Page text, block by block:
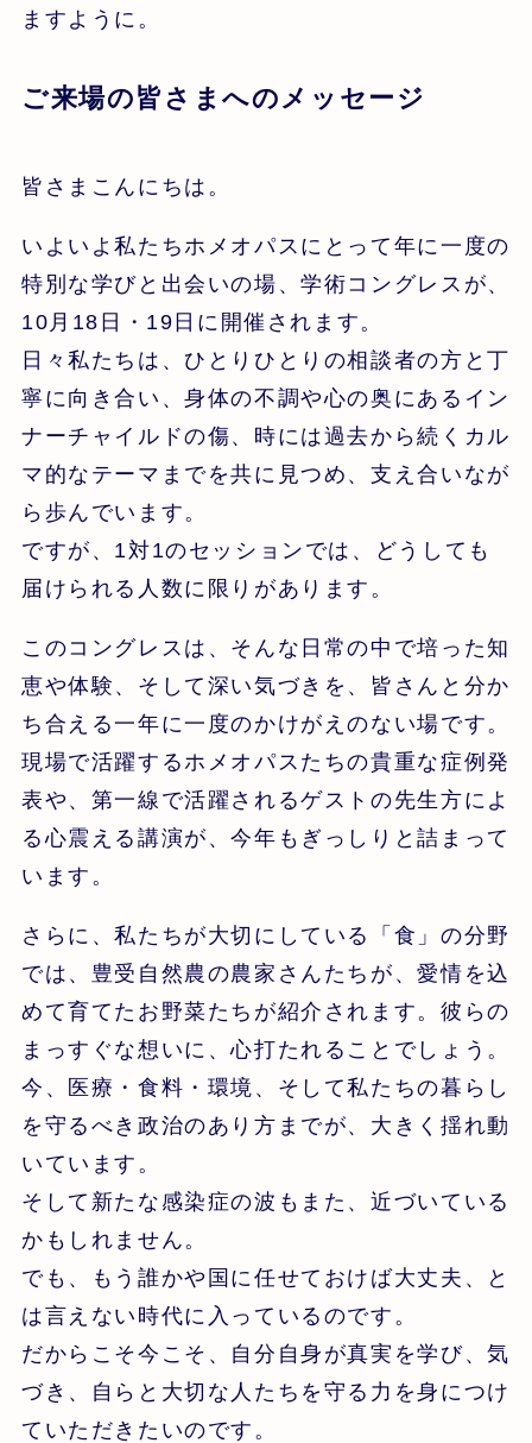
ますように。
ご来場の皆さまへのメッセージ
皆さまこんにちは。
いよいよ私たちホメオパスにとって年に一度の
特別な学びと出会いの場、学術コングレスが、
10月18日・19日に開催されます。
日々私たちは、ひとりひとりの相談者の方と丁
寧に向き合い、身体の不調や心の奥にあるイン
ナーチャイルドの傷、時には過去から続くカル
マ的なテーマまでを共に見つめ、支え合いなが
ら歩んでいます。
ですが、1対1のセッションでは、どうしても
届けられる人数に限りがあります。
このコングレスは、そんな日常の中で培った知
恵や体験、そして深い気づきを、皆さんと分か
ち合える一年に一度のかけがえのない場です。
現場で活躍するホメオパスたちの貴重な症例発
表や、第一線で活躍されるゲストの先生方によ
る心震える講演が、今年もぎっしりと詰まって
います。
さらに、私たちが大切にしている「食」の分野
では、豊受自然農の農家さんたちが、愛情を込
めて育てたお野菜たちが紹介されます。彼らの
まっすぐな想いに、心打たれることでしょう。
今、医療・食料・環境、そして私たちの暮らし
を守るべき政治のあり方までが、大きく揺れ動
いています。
そして新たな感染症の波もまた、近づいている
かもしれません。
でも、もう誰かや国に任せておけば大丈夫、と
は言えない時代に入っているのです。
だからこそ今こそ、自分自身が真実を学び、気
づき、自らと大切な人たちを守る力を身につけ
ていただきたいのです。